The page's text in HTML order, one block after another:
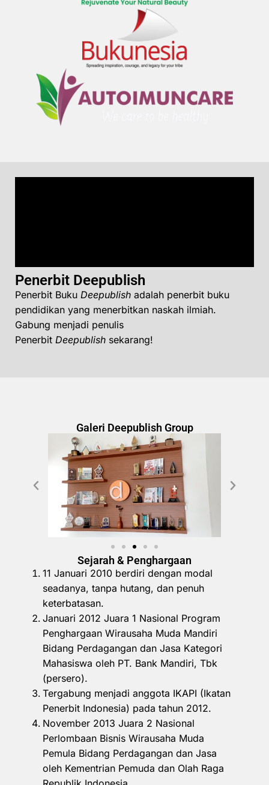
Penerbit Deepublish
Penerbit Buku Deepublish adalah penerbit buku
pendidikan yang menerbitkan naskah ilmiah.
Gabung menjadi penulis
Penerbit Deepublish sekarang!
Galeri Deepublish Group
Sejarah & Penghargaan
11 Januari 2010 berdiri dengan modal
seadanya, tanpa hutang, dan penuh
keterbatasan.
Januari 2012 Juara 1 Nasional Program
Penghargaan Wirausaha Muda Mandiri
Bidang Perdagangan dan Jasa Kategori
Mahasiswa oleh PT. Bank Mandiri, Tbk
(persero).
Tergabung menjadi anggota IKAPI (Ikatan
Penerbit Indonesia) pada tahun 2012.
November 2013 Juara 2 Nasional
Perlombaan Bisnis Wirausaha Muda
Pemula Bidang Perdagangan dan Jasa
oleh Kementrian Pemuda dan Olah Raga